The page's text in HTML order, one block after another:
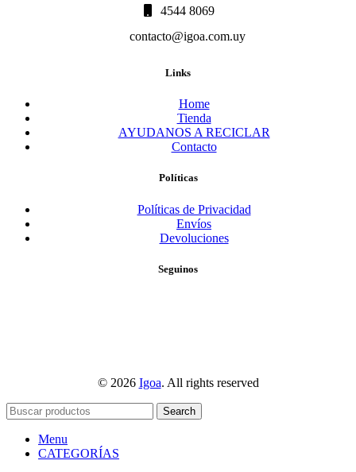
4544 8069
contacto@igoa.com.uy
Links
Home
Tienda
AYUDANOS A RECICLAR
Contacto
Políticas
Políticas de Privacidad
Envíos
Devoluciones
Seguinos
© 2026 Igoa. All rights reserved
Search
Menu
CATEGORÍAS